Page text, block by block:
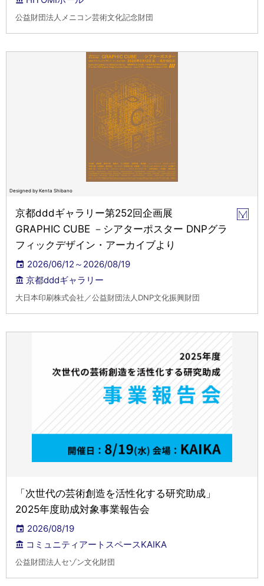
公益財団法人メニコン芸術文化記念財団
Designed by Kenta Shibano
京都dddギャラリー第252回企画展
GRAPHIC CUBE －シアターポスター DNPグラ
フィックデザイン・アーカイブより
2026/06/12～2026/08/19
京都dddギャラリー
大日本印刷株式会社／公益財団法人DNP文化振興財団
「次世代の芸術創造を活性化する研究助成」
2025年度助成対象事業報告会
2026/08/19
コミュニティアートスペースKAIKA
公益財団法人セゾン文化財団